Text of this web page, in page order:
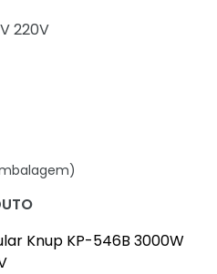
220V
Knup KP-546B 3000W